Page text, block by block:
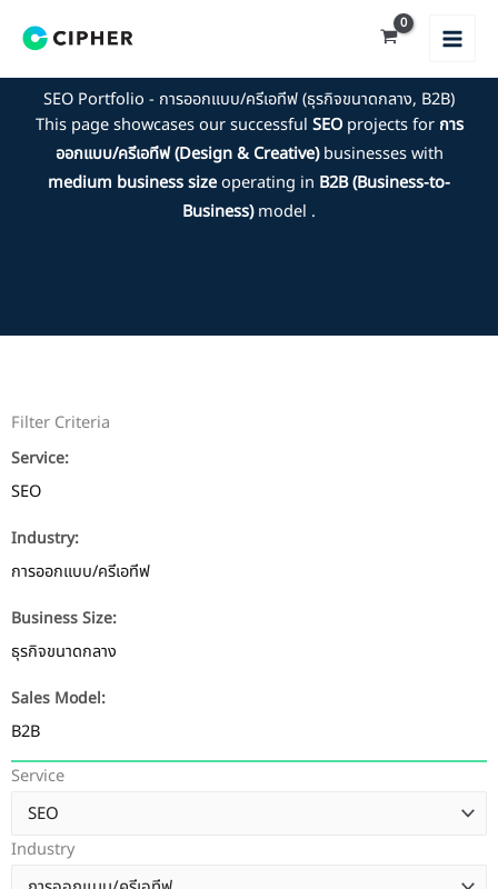
SEO Portfolio - การออกแบบ/ครีเอทีฟ (ธุรกิจขนาดกลาง, B2B)
This page showcases our successful SEOprojects for การ
ออกแบบ/ครีเอทีฟ (Design & Creative)businesses with
medium business sizeoperating in B2B (Business-to-
Business)model .
Filter Criteria
Service:
SEO
Industry:
การออกแบบ/ครีเอทีฟ
Business Size:
ธุรกิจขนาดกลาง
Sales Model:
B2B
Service
Industry